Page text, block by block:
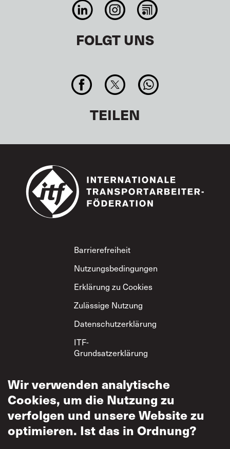
FOLGT UNS
TEILEN
Footer
Barrierefreiheit
Nutzungsbedingungen
Erklärung zu Cookies
Zulässige Nutzung
Datenschutzerklärung
ITF-
Grundsatzerklärung
Wir verwenden analytische
Cookies, um die Nutzung zu
verfolgen und unsere Website zu
optimieren. Ist das in Ordnung?